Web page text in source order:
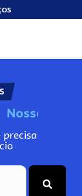
Nos